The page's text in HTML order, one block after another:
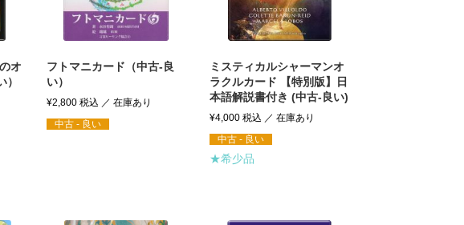
オ
フトマニカード（中古-良
い）
¥2,800 税込
中古 - 良い
ミスティカルシャーマンオ
ラクルカード 【特別版】日
本語解説書付き (中古-良い)
¥4,000 税込
中古 - 良い
★希少品